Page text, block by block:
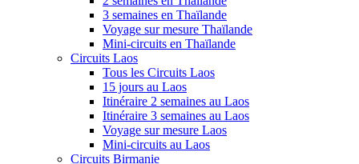
3 semaines en Thaïlande
Voyage sur mesure Thaïlande
Mini-circuits en Thaïlande
Circuits Laos
Tous les Circuits Laos
15 jours au Laos
Itinéraire 2 semaines au Laos
Itinéraire 3 semaines au Laos
Voyage sur mesure Laos
Mini-circuits au Laos
Circuits Birmanie